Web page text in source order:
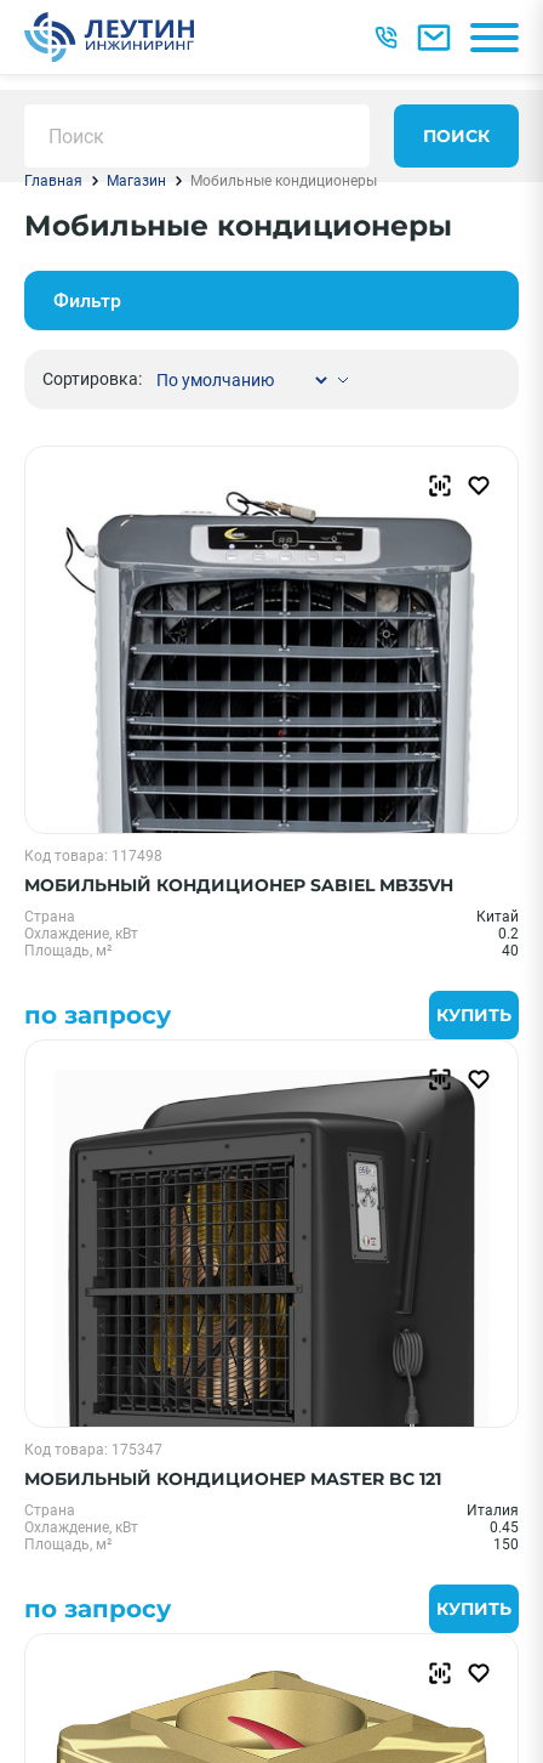
ПОИСК
Главная Магазин Мобильные кондиционеры
Мобильные кондиционеры
Фильтр
Цена 0 - 2000000 ₽
—
Охлаждение, кВт
20 м² - 2 кВт
25 м² - 2.6 кВт
35 м² - 3.5 кВт
55 м² - 5.5 кВт
Показать еще
AC ELECTRIC
Thermex
Hisense
ECOSTAR
Ballu
Показать еще
Страна
Китай
Словакия
Япония
Италия
Очистить
Сортировка:
Код товара: 117498
МОБИЛЬНЫЙ КОНДИЦИОНЕР SABIEL MB35VH
Страна
Китай
Охлаждение, кВт
0.2
Площадь, м²
40
по запросу КУПИТЬ
Код товара: 175347
МОБИЛЬНЫЙ КОНДИЦИОНЕР MASTER BC 121
Страна
Италия
Охлаждение, кВт
0.45
Площадь, м²
150
по запросу КУПИТЬ